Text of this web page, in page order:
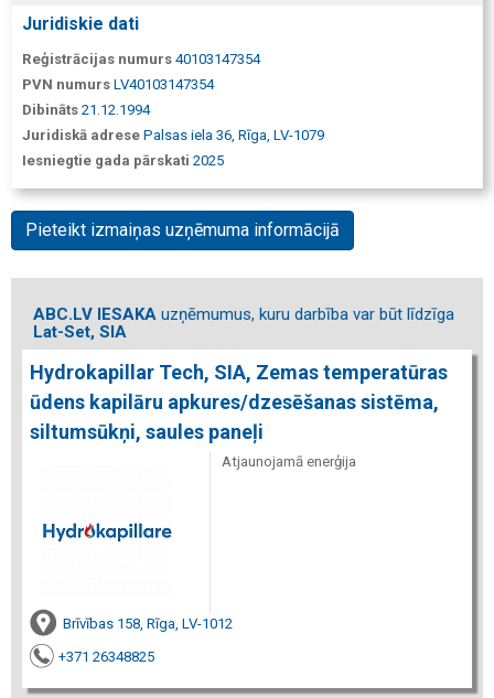
Juridiskie dati
Reģistrācijas numurs 40103147354
PVN numurs LV40103147354
Dibināts 21.12.1994
Juridiskā adrese Palsas iela 36, Rīga, LV-1079
Iesniegtie gada pārskati 2025
Pieteikt izmaiņas uzņēmuma informācijā
ABC.LV IESAKA uzņēmumus, kuru darbība var būt līdzīga
Lat-Set, SIA
Hydrokapillar Tech, SIA, Zemas temperatūras
ūdens kapilāru apkures/dzesēšanas sistēma,
siltumsūkņi, saules paneļi
Atjaunojamā enerģija
Brīvības 158, Rīga, LV-1012
+371 26348825